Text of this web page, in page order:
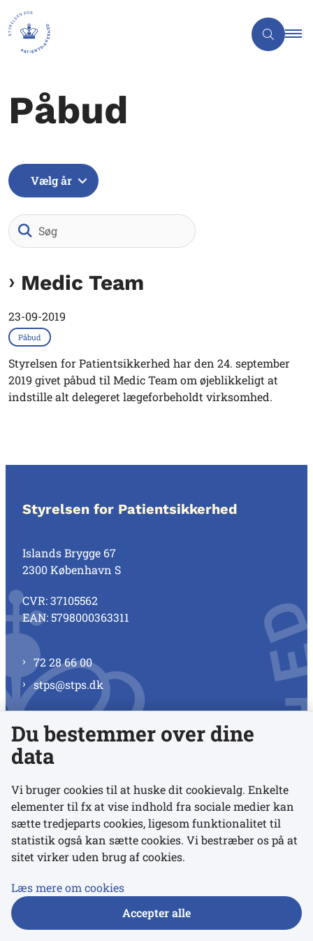
Påbud
Vælg år
Medic Team
23-09-2019
Påbud
Styrelsen for Patientsikkerhed har den 24. september
2019 givet påbud til Medic Team om øjeblikkeligt at
indstille alt delegeret lægeforbeholdt virksomhed.
Styrelsen for Patientsikkerhed
Islands Brygge 67
2300 København S
CVR: 37105562
EAN: 5798000363311
72 28 66 00
stps@stps.dk
Se alle kontaktnumre
Links
Udgivelser
Tilgængelighedserklæring
Du bestemmer over dine
data
Vi bruger cookies til at huske dit cookievalg. Enkelte
elementer til fx at vise indhold fra sociale medier kan
sætte tredjeparts cookies, ligesom funktionalitet til
statistik også kan sætte cookies. Vi bestræber os på at
sitet virker uden brug af cookies.
Læs mere om cookies
Accepter alle